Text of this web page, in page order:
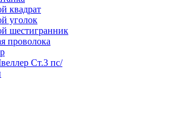
квадрат
уголок
шестигранник
проволока
Ст.3 пс/